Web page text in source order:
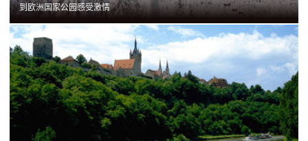
到欧洲国家公园感受激情
了解更多